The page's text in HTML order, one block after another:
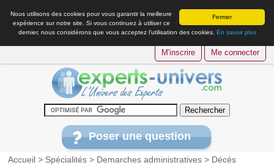
Fermer
Nous utilisons des cookies pour vous garantir la meilleure
expérience sur notre site. Si vous continuez à utiliser ce
dernier, nous considérons que vous acceptez l’utilisation des cookies. En savoir plus
M'inscrire Me connecter
Poser une question
Accueil > Spécialités > Demarches administratives > Décès